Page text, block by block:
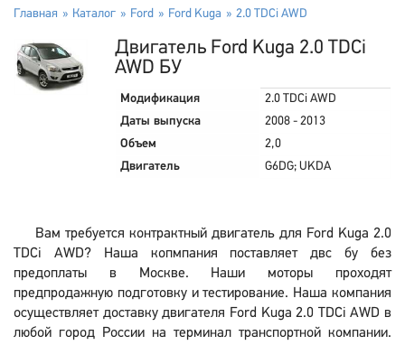
Главная Каталог Ford Ford Kuga 2.0 TDCi AWD
Двигатель Ford Kuga 2.0 TDCi
AWD БУ
Модификация
2.0 TDCi AWD
Даты выпуска
2008 - 2013
Объем
2,0
Двигатель
G6DG; UKDA
Вам требуется контрактный двигатель для Ford Kuga 2.0
TDCi AWD? Наша копмпания поставляет двс бу без
предоплаты в Москве. Наши моторы проходят
предпродажную подготовку и тестирование. Наша компания
осуществляет доставку двигателя Ford Kuga 2.0 TDCi AWD в
любой город России на терминал транспортной компании.